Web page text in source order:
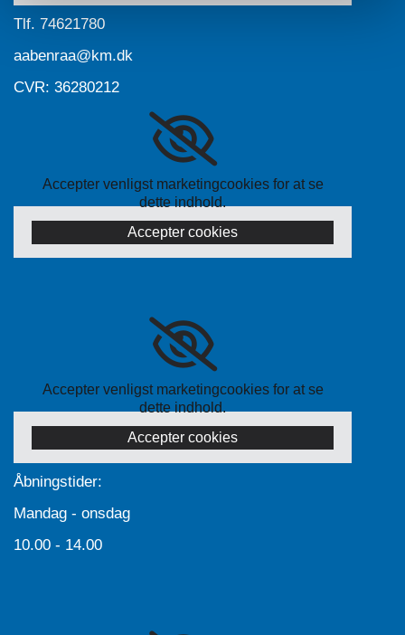
Tlf. 74621780
aabenraa@km.dk
CVR: 36280212
Accepter venligst marketingcookies for at se
dette indhold.
Accepter cookies
Accepter venligst marketingcookies for at se
dette indhold.
Accepter cookies
Åbningstider:
Mandag - onsdag
10.00 - 14.00